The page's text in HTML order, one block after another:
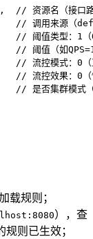
,
// 资源名（接口
// 调用来源（
// 阈值类型：1（
// 阈值（如
// 流控模式：0（
// 流控效果：0（
// 是否集群模式
载规则；
），查
规则已生效；